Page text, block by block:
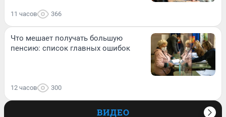
11 часов 366
Что мешает получать большую
пенсию: список главных ошибок
12 часов 300
ВИДЕО